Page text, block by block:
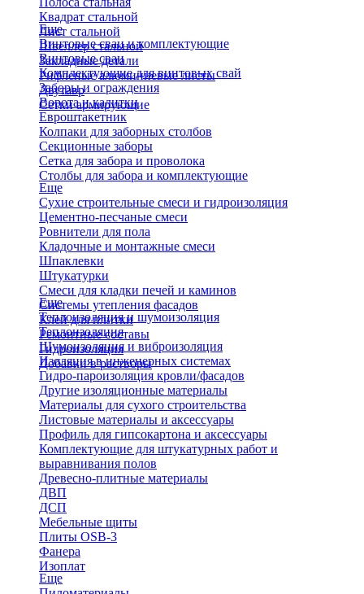
Квадрат стальной
Лист стальной
Швеллер стальной
Закладные детали
Рифленые алюминиевые листы
Двутавр
Сетки армирующие
Еще
Винтовые сваи и комплектующие
Винтовые сваи
Комплектующие для винтовых свай
Заборы и ограждения
Ворота и калитки
Евроштакетник
Колпаки для заборных столбов
Секционные заборы
Сетка для забора и проволока
Столбы для забора и комплектующие
Еще
Сухие строительные смеси и гидроизоляция
Цементно-песчаные смеси
Ровнители для пола
Кладочные и монтажные смеси
Шпаклевки
Штукатурки
Смеси для кладки печей и каминов
Системы утепления фасадов
Клей для плитки
Ремонтные составы
Гидроизоляция
Добавки в растворы
Еще
Теплоизоляция и шумоизоляция
Теплоизоляция
Шумоизоляция и виброизоляция
Изоляция в инженерных системах
Гидро-пароизоляция кровли/фасадов
Другие изоляционные материалы
Материалы для сухого строительства
Листовые материалы и аксессуары
Профиль для гипсокартона и аксессуары
Комплектующие для штукатурных работ и
выравнивания полов
Древесно-плитные материалы
ДВП
ДСП
Мебельные щиты
Плиты OSB-3
Фанера
Изоплат
Еще